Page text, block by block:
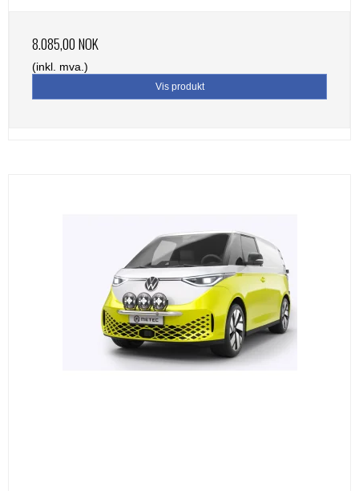
8.085,00 NOK
(inkl. mva.)
Vis produkt